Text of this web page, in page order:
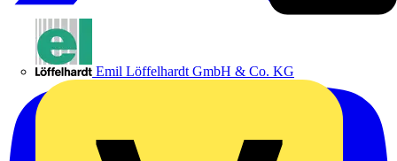
Emil Löffelhardt GmbH & Co. KG